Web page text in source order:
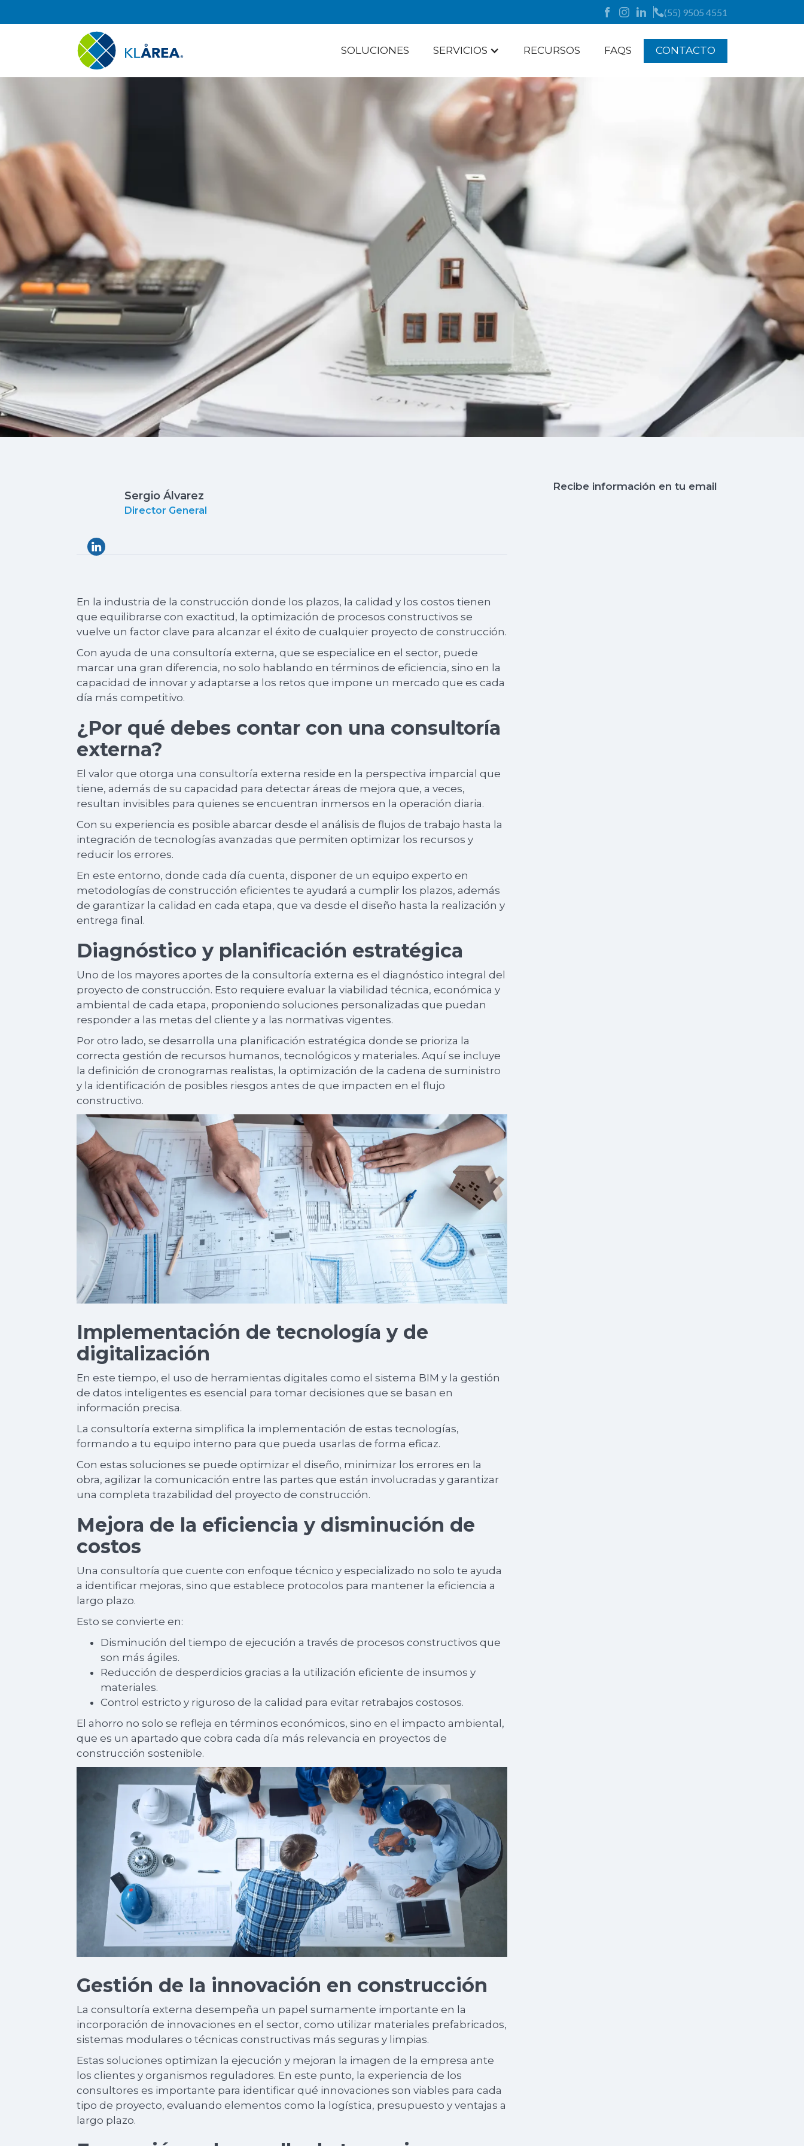
(55) 9505 4551
SOLUCIONES SERVICIOS RECURSOS FAQS CONTACTO
Sergio Álvarez
Director General
En la industria de la construcción donde los plazos, la calidad y los costos tienen
que equilibrarse con exactitud, la optimización de procesos constructivos se
vuelve un factor clave para alcanzar el éxito de cualquier proyecto de construcción.
Con ayuda de una consultoría externa, que se especialice en el sector, puede
marcar una gran diferencia, no solo hablando en términos de eficiencia, sino en la
capacidad de innovar y adaptarse a los retos que impone un mercado que es cada
día más competitivo.
¿Por qué debes contar con una consultoría
externa?
El valor que otorga una consultoría externa reside en la perspectiva imparcial que
tiene, además de su capacidad para detectar áreas de mejora que, a veces,
resultan invisibles para quienes se encuentran inmersos en la operación diaria.
Con su experiencia es posible abarcar desde el análisis de flujos de trabajo hasta la
integración de tecnologías avanzadas que permiten optimizar los recursos y
reducir los errores.
En este entorno, donde cada día cuenta, disponer de un equipo experto en
metodologías de construcción eficientes te ayudará a cumplir los plazos, además
de garantizar la calidad en cada etapa, que va desde el diseño hasta la realización y
entrega final.
Diagnóstico y planificación estratégica
Uno de los mayores aportes de la consultoría externa es el diagnóstico integral del
proyecto de construcción. Esto requiere evaluar la viabilidad técnica, económica y
ambiental de cada etapa, proponiendo soluciones personalizadas que puedan
responder a las metas del cliente y a las normativas vigentes.
Por otro lado, se desarrolla una planificación estratégica donde se prioriza la
correcta gestión de recursos humanos, tecnológicos y materiales. Aquí se incluye
la definición de cronogramas realistas, la optimización de la cadena de suministro
y la identificación de posibles riesgos antes de que impacten en el flujo
constructivo.
Implementación de tecnología y de
digitalización
En este tiempo, el uso de herramientas digitales como el sistema BIM y la gestión
de datos inteligentes es esencial para tomar decisiones que se basan en
información precisa.
La consultoría externa simplifica la implementación de estas tecnologías,
formando a tu equipo interno para que pueda usarlas de forma eficaz.
Con estas soluciones se puede optimizar el diseño, minimizar los errores en la
obra, agilizar la comunicación entre las partes que están involucradas y garantizar
una completa trazabilidad del proyecto de construcción.
Mejora de la eficiencia y disminución de
costos
Una consultoría que cuente con enfoque técnico y especializado no solo te ayuda
a identificar mejoras, sino que establece protocolos para mantener la eficiencia a
largo plazo.
Esto se convierte en:
Disminución del tiempo de ejecución a través de procesos constructivos que
son más ágiles.
Reducción de desperdicios gracias a la utilización eficiente de insumos y
materiales.
Control estricto y riguroso de la calidad para evitar retrabajos costosos.
El ahorro no solo se refleja en términos económicos, sino en el impacto ambiental,
que es un apartado que cobra cada día más relevancia en proyectos de
construcción sostenible.
Gestión de la innovación en construcción
La consultoría externa desempeña un papel sumamente importante en la
incorporación de innovaciones en el sector, como utilizar materiales prefabricados,
sistemas modulares o técnicas constructivas más seguras y limpias.
Estas soluciones optimizan la ejecución y mejoran la imagen de la empresa ante
los clientes y organismos reguladores. En este punto, la experiencia de los
consultores es importante para identificar qué innovaciones son viables para cada
tipo de proyecto, evaluando elementos como la logística, presupuesto y ventajas a
largo plazo.
Recibe información en tu email